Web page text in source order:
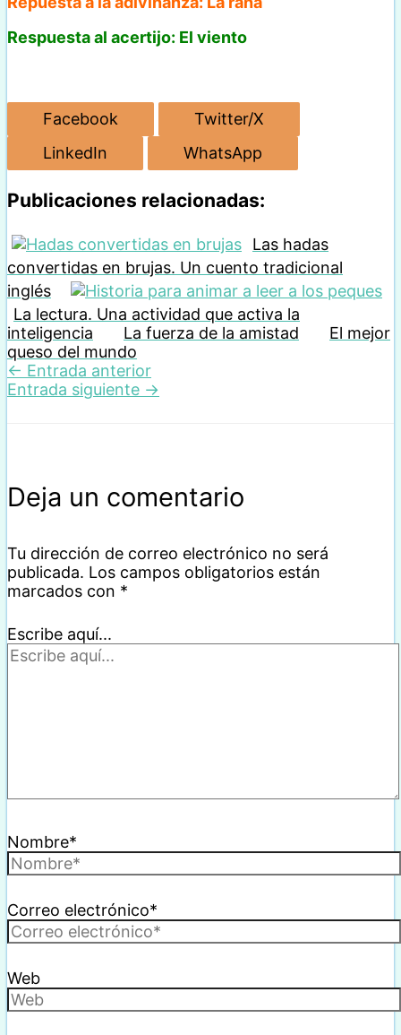
Respuesta al acertijo: El viento
Facebook
Twitter/X
LinkedIn
WhatsApp
Publicaciones relacionadas:
Las hadas
convertidas en brujas. Un cuento tradicional
inglés
La lectura. Una actividad que activa la
inteligencia
La fuerza de la amistad
El mejor
queso del mundo
← Entrada anterior
Entrada siguiente →
Deja un comentario
Tu dirección de correo electrónico no será
publicada. Los campos obligatorios están
marcados con *
Escribe aquí...
Nombre*
Correo electrónico*
Web